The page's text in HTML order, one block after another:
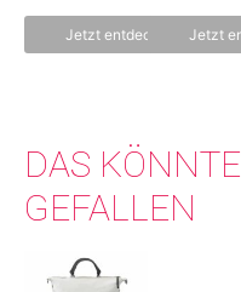
Changemaker.
Jetzt entdecken Jetzt
DAS
GEFALLEN